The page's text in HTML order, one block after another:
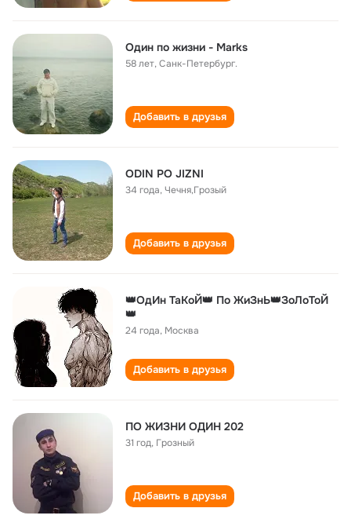
Один по жизни - Marks
58 лет,Санк-Петербург.
Добавить в друзья
ODIN PO JIZNI
34 года,Чечня,Грозый
Добавить в друзья
👑ОдИн ТаКоЙ👑 По ЖиЗнЬ👑ЗоЛоТоЙ
👑
24 года, Москва
Добавить в друзья
ПО ЖИЗНИ ОДИН 202
31 год, Грозный
Добавить в друзья